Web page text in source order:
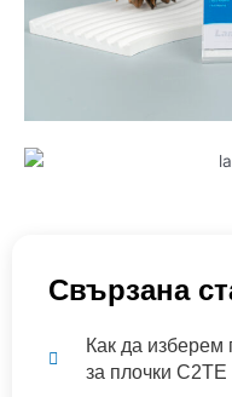
Свързана
Как да изберем
за плочки